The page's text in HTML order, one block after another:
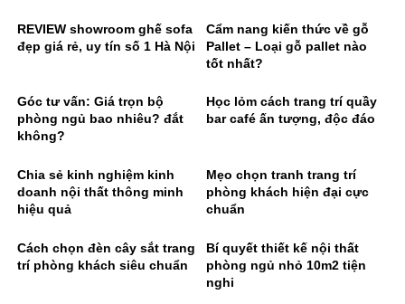
REVIEW showroom ghế sofa
đẹp giá rẻ, uy tín số 1 Hà Nội
Cẩm nang kiến thức về gỗ
Pallet – Loại gỗ pallet nào
tốt nhất?
Góc tư vấn: Giá trọn bộ
phòng ngủ bao nhiêu? đắt
không?
Học lỏm cách trang trí quầy
bar café ấn tượng, độc đáo
Chia sẻ kinh nghiệm kinh
doanh nội thất thông minh
hiệu quả
Mẹo chọn tranh trang trí
phòng khách hiện đại cực
chuẩn
Cách chọn đèn cây sắt trang
trí phòng khách siêu chuẩn
Bí quyết thiết kế nội thất
phòng ngủ nhỏ 10m2 tiện
nghi